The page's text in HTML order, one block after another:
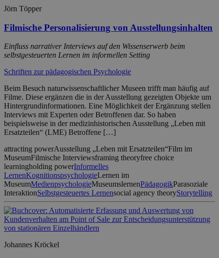
Jörn Töpper
Filmische Personalisierung von Ausstellungsinhalten
Einfluss narrativer Interviews auf den Wissenserwerb beim
selbstgesteuerten Lernen im informellen Setting
Schriften zur pädagogischen Psychologie
Beim Besuch naturwissenschaftlicher Museen trifft man häufig auf
Filme. Diese ergänzen die in der Ausstellung gezeigten Objekte um
Hintergrundinformationen. Eine Möglichkeit der Ergänzung stellen
Interviews mit Experten oder Betroffenen dar. So haben
beispielsweise in der medizinhistorischen Ausstellung „Leben mit
Ersatzteilen“ (LME) Betroffene […]
attracting powerAusstellung „Leben mit Ersatzteilen“Film im
MuseumFilmische Interviewsframing theoryfree choice
learningholding powerInformelles
LernenKognitionspsychologieLernen im
MuseumMedienpsychologieMuseumslernenPädagogikParasoziale
InteraktionSelbstgesteuertes Lernensocial agency theoryStorytelling
Johannes Kröckel